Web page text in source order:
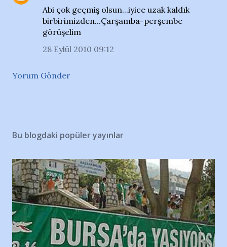
Abi çok geçmiş olsun...iyice uzak kaldık
birbirimizden...Çarşamba-perşembe
görüşelim
28 Eylül 2010 09:12
Yorum Gönder
Bu blogdaki popüler yayınlar